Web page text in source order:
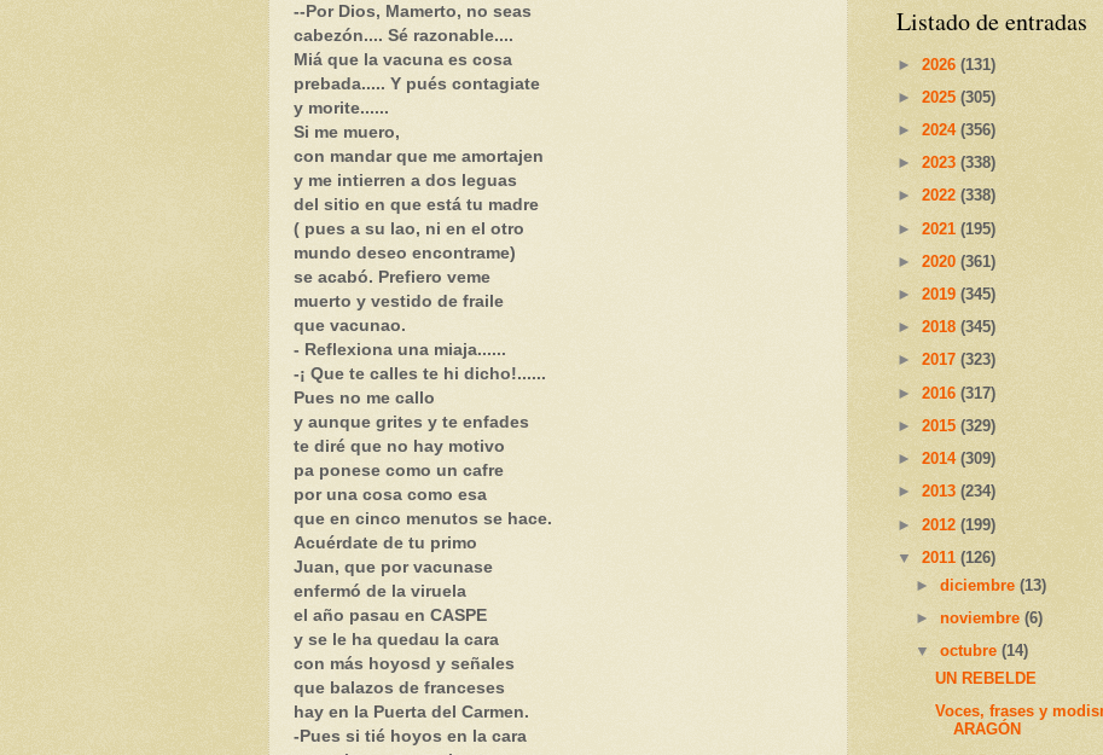
--Por Dios, Mamerto, no seas
cabezón.... Sé razonable....
Miá que la vacuna es cosa
prebada..... Y pués contagiate
y morite......
Si me muero,
con mandar que me amortajen
y me intierren a dos leguas
del sitio en que está tu madre
( pues a su lao, ni en el otro
mundo deseo encontrame)
se acabó. Prefiero veme
muerto y vestido de fraile
que vacunao.
- Reflexiona una miaja......
-¡ Que te calles te hi dicho!......
Pues no me callo
y aunque grites y te enfades
te diré que no hay motivo
pa ponese como un cafre
por una cosa como esa
que en cinco menutos se hace.
Acuérdate de tu primo
Juan, que por vacunase
enfermó de la viruela
el año pasau en CASPE
y se le ha quedau la cara
con más hoyosd y señales
que balazos de franceses
hay en la Puerta del Carmen.
-Pues si tié hoyos en la cara
Listado de entradas
► 2026 (131)
► 2025 (305)
► 2024 (356)
► 2023 (338)
► 2022 (338)
► 2021 (195)
► 2020 (361)
► 2019 (345)
► 2018 (345)
► 2017 (323)
► 2016 (317)
► 2015 (329)
► 2014 (309)
► 2013 (234)
► 2012 (199)
▼ 2011 (126)
►diciembre(13)
►noviembre(6)
▼octubre(14)
UN REBELDE
Voces, frases y
ARAGÓN